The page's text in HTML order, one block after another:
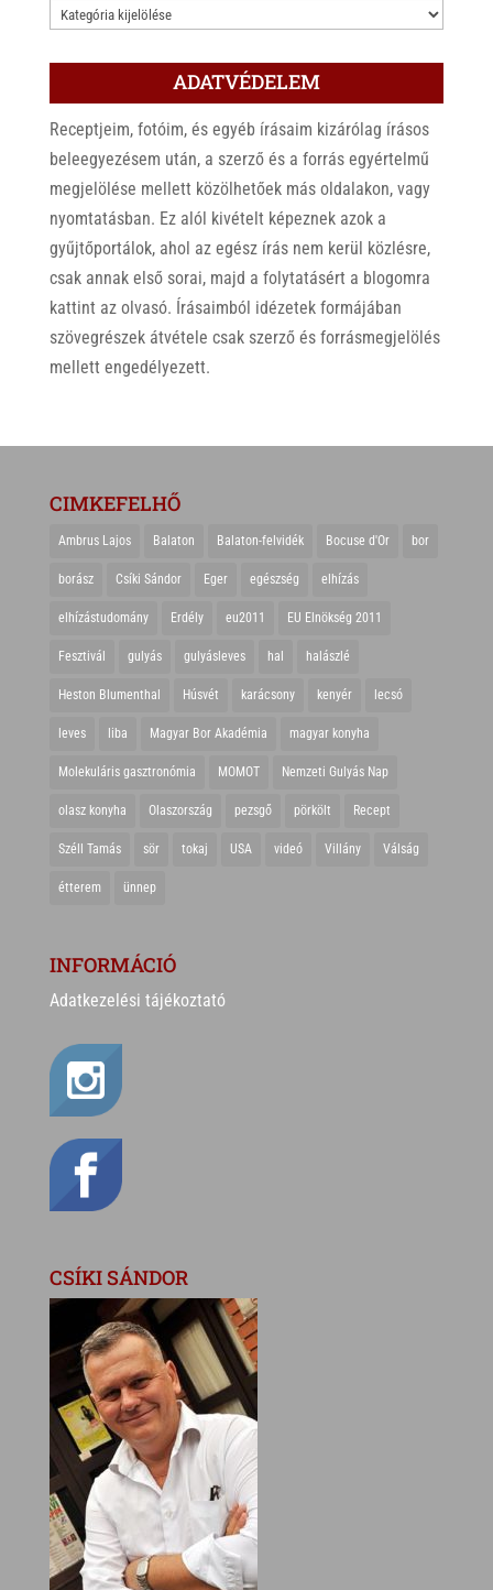
KATEGÓRIÁK
ADATVÉDELEM
Receptjeim, fotóim, és egyéb írásaim kizárólag írásos
beleegyezésem után, a szerző és a forrás egyértelmű
megjelölése mellett közölhetőek más oldalakon, vagy
nyomtatásban. Ez alól kivételt képeznek azok a
gyűjtőportálok, ahol az egész írás nem kerül közlésre,
csak annak első sorai, majd a folytatásért a blogomra
kattint az olvasó. Írásaimból idézetek formájában
szövegrészek átvétele csak szerző és forrásmegjelölés
mellett engedélyezett.
CIMKEFELHŐ
Ambrus Lajos Balaton Balaton-felvidék Bocuse d'Or bor
borász Csíki Sándor Eger egészség elhízás
elhízástudomány Erdély eu2011 EU Elnökség 2011
Fesztivál gulyás gulyásleves hal halászlé
Heston Blumenthal Húsvét karácsony kenyér lecsó
leves liba Magyar Bor Akadémia magyar konyha
Molekuláris gasztronómia MOMOT Nemzeti Gulyás Nap
olasz konyha Olaszország pezsgő pörkölt Recept
Széll Tamás sör tokaj USA videó Villány Válság
étterem ünnep
INFORMÁCIÓ
Adatkezelési tájékoztató
CSÍKI SÁNDOR